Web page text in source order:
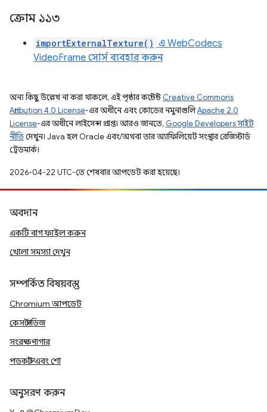
ক্রোম ১১৩
importExternalTexture() এ WebCodecs
VideoFrame সোর্স ব্যবহার করুন
অন্য কিছু উল্লেখ না করা থাকলে, এই পৃষ্ঠার কন্টেন্ট Creative Commons
Attribution 4.0 License-এর অধীনে এবং কোডের নমুনাগুলিApache 2.0
License-এর অধীনে লাইসেন্স প্রাপ্ত। আরও জানতে, Google Developers সাইট
নীতিদেখুন। Java হল Oracle এবং/অথবা তার অ্যাফিলিয়েট সংস্থার রেজিস্টার্ড
ট্রেডমার্ক।
2026-04-22 UTC-তে শেষবার আপডেট করা হয়েছে।
অবদান
একটি বাগ ফাইল করুন
খোলা সমস্যা দেখুন
সম্পর্কিত বিষয়বস্তু
Chromium আপডেট
কেস স্টাডিজ
সংরক্ষণাগার
পডকাস্ট এবং শো
অনুসরণ করুন